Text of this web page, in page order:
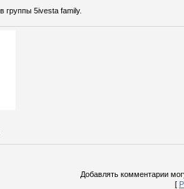
группы 5ivesta family.
Добавлять комментарии
[